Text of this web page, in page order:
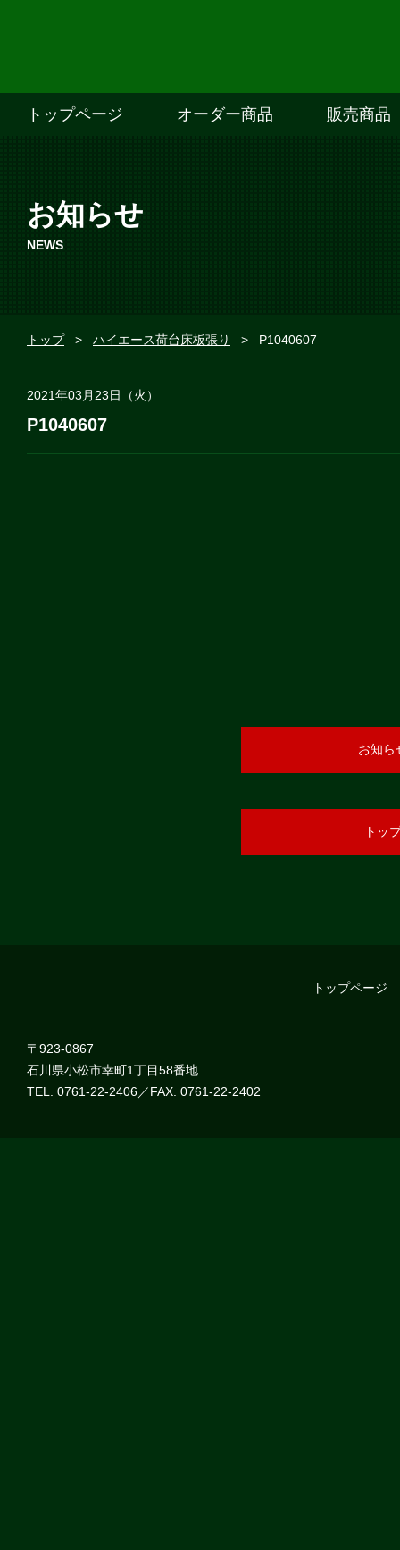
トップページ オーダー商品 販売商品
お知らせ
NEWS
トップ > ハイエース荷台床板張り > P1040607
2021年03月23日（火）
P1040607
お知ら
トッ
〒923-0867
石川県小松市幸町1丁目58番地
TEL. 0761-22-2406／FAX. 0761-22-2402
トップページ